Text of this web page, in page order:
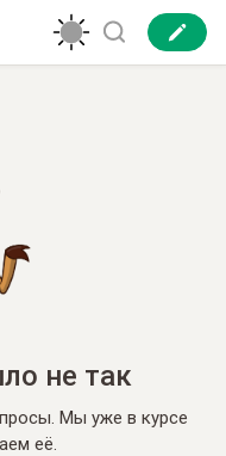
не так
Мы уже в курсе
её.